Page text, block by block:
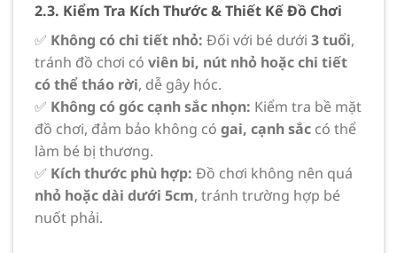
2.3. Kiểm Tra Kích Thước & Thiết Kế Đồ Chơi
✅ Không có chi tiết nhỏ: Đối với bé dưới 3 tuổi,
tránh đồ chơi có viên bi, nút nhỏ hoặc chi tiết
có thể tháo rời, dễ gây hóc.
✅ Không có góc cạnh sắc nhọn: Kiểm tra bề mặt
đồ chơi, đảm bảo không có gai, cạnh sắc có thể
làm bé bị thương.
✅ Kích thước phù hợp: Đồ chơi không nên quá
nhỏ hoặc dài dưới 5cm, tránh trường hợp bé
nuốt phải.